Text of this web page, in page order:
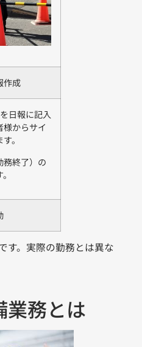
作成
日報に記入
様からサイ
。
務終了）の
す。実際の勤務とは異な
業務とは